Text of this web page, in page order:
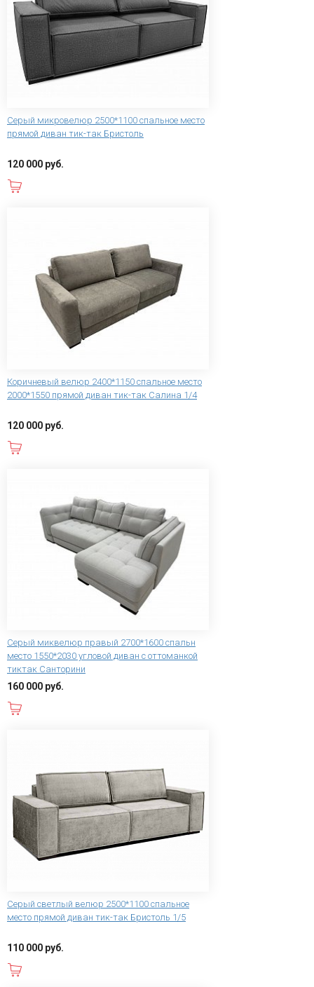
Серый микровелюр 2500*1100 спальное место
прямой диван тик-так Бристоль
120 000 руб.
Коричневый велюр 2400*1150 спальное место
2000*1550 прямой диван тик-так Салина 1/4
120 000 руб.
Серый миквелюр правый 2700*1600 спальн
место 1550*2030 угловой диван с оттоманкой
тиктак Санторини
160 000 руб.
Серый светлый велюр 2500*1100 спальное
место прямой диван тик-так Бристоль 1/5
110 000 руб.